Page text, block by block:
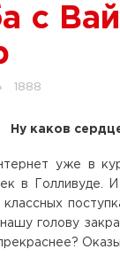
с
1888
Ну каков
уже в
в Голливуде.
голову